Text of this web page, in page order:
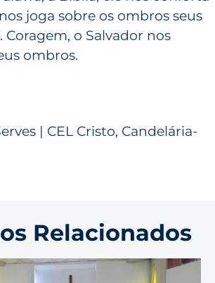
joga sobre os ombros seus
Coragem, o Salvador nos
ombros.
| CEL Cristo, Candelária-
Relacionados